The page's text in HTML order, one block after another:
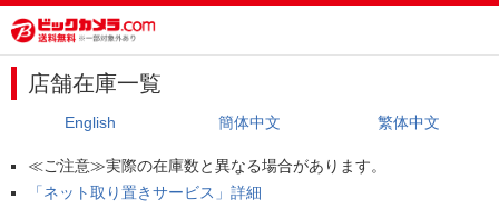
店舗在庫一覧
English 簡体中文 繁体中文
≪ご注意≫実際の在庫数と異なる場合があります。
「ネット取り置きサービス」詳細